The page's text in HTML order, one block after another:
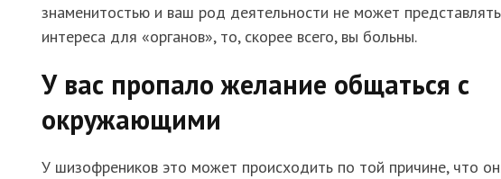
знаменитостью и ваш род деятельности не может представлять
интереса для «органов», то, скорее всего, вы больны.
У вас пропало желание общаться с
окружающими
У шизофреников это может происходить по той причине, что